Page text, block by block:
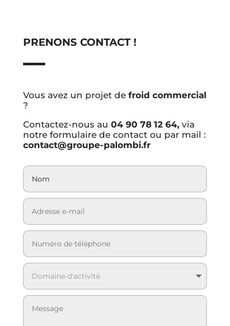
PRENONS CONTACT !
Vous avez un projet de froid commercial
?
Contactez-nous au 04 90 78 12 64, via
notre formulaire de contact ou par mail :
contact@groupe-palombi.fr